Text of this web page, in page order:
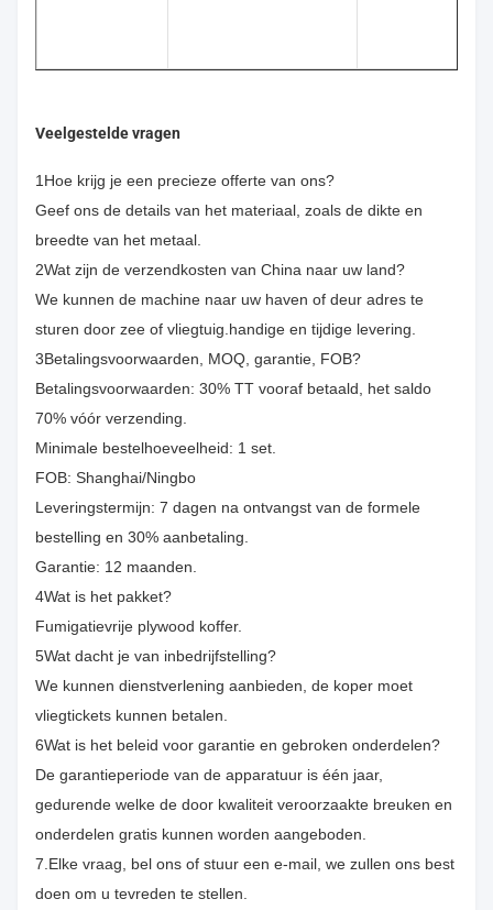
Veelgestelde vragen
1Hoe krijg je een precieze offerte van ons?
Geef ons de details van het materiaal, zoals de dikte en
breedte van het metaal.
2Wat zijn de verzendkosten van China naar uw land?
We kunnen de machine naar uw haven of deur adres te
sturen door zee of vliegtuig.handige en tijdige levering.
3Betalingsvoorwaarden, MOQ, garantie, FOB?
Betalingsvoorwaarden: 30% TT vooraf betaald, het saldo
70% vóór verzending.
Minimale bestelhoeveelheid: 1 set.
FOB: Shanghai/Ningbo
Leveringstermijn: 7 dagen na ontvangst van de formele
bestelling en 30% aanbetaling.
Garantie: 12 maanden.
4Wat is het pakket?
Fumigatievrije plywood koffer.
5Wat dacht je van inbedrijfstelling?
We kunnen dienstverlening aanbieden, de koper moet
vliegtickets kunnen betalen.
6Wat is het beleid voor garantie en gebroken onderdelen?
De garantieperiode van de apparatuur is één jaar,
gedurende welke de door kwaliteit veroorzaakte breuken en
onderdelen gratis kunnen worden aangeboden.
7.Elke vraag, bel ons of stuur een e-mail, we zullen ons best
doen om u tevreden te stellen.